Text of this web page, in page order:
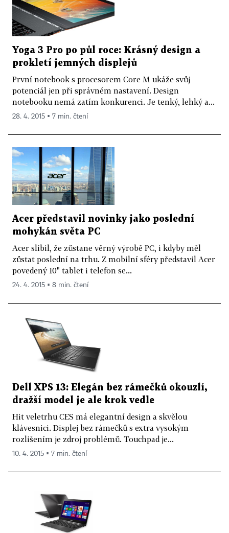
Yoga 3 Pro po půl roce: Krásný design a
prokletí jemných displejů
První notebook s procesorem Core M ukáže svůj
potenciál jen při správném nastavení. Design
notebooku nemá zatím konkurenci. Je tenký, lehký a...
28. 4. 2015 ▪ 7 min. čtení
Acer představil novinky jako poslední
mohykán světa PC
Acer slíbil, že zůstane věrný výrobě PC, i kdyby měl
zůstat poslední na trhu. Z mobilní sféry představil Acer
povedený 10" tablet i telefon se...
24. 4. 2015 ▪ 8 min. čtení
Dell XPS 13: Elegán bez rámečků okouzlí,
dražší model je ale krok vedle
Hit veletrhu CES má elegantní design a skvělou
klávesnici. Displej bez rámečků s extra vysokým
rozlišením je zdroj problémů. Touchpad je...
10. 4. 2015 ▪ 7 min. čtení